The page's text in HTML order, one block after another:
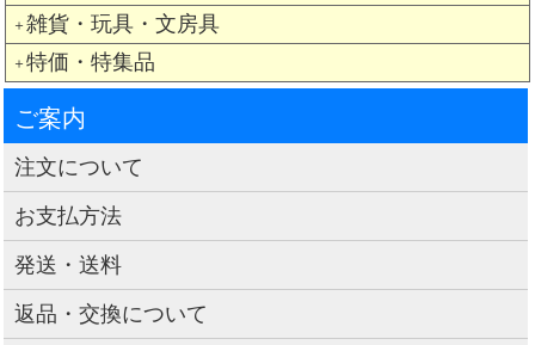
＋ 雑貨・玩具・文房具
＋ 特価・特集品
ご案内
注文について
お支払方法
発送・送料
返品・交換について